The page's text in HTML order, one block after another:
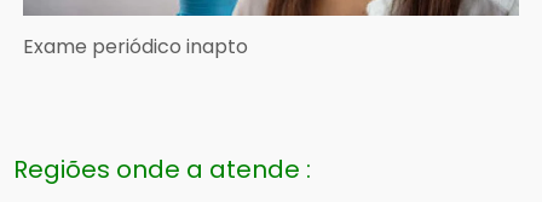
Exame periódico inapto
Regiões onde a atende :